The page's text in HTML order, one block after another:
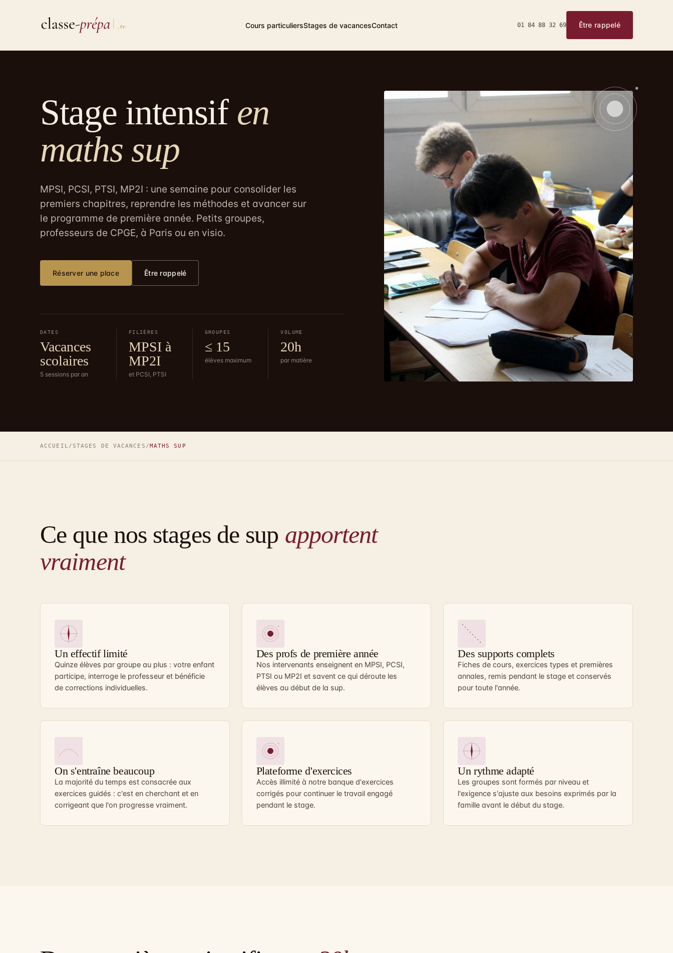
Cours particuliersStages de vacancesContact 01 84 88 32 69 Être rappelé
Stage intensif en
maths sup
MPSI, PCSI, PTSI, MP2I : une semaine pour consolider les
premiers chapitres, reprendre les méthodes et avancer sur
le programme de première année. Petits groupes,
professeurs de CPGE, à Paris ou en visio.
Réserver une place Être rappelé
DATES
Vacances
scolaires
5 sessions par an
FILIÈRES
MPSI à
MP2I
et PCSI, PTSI
GROUPES
≤ 15
élèves maximum
VOLUME
20h
par matière
ACCUEIL / STAGES DE VACANCES /MATHS SUP
Ce que nos stages de sup apportent
vraiment
Un effectif limité
Quinze élèves par groupe au plus : votre enfant
participe, interroge le professeur et bénéficie
de corrections individuelles.
Des profs de première année
Nos intervenants enseignent en MPSI, PCSI,
PTSI ou MP2I et savent ce qui déroute les
élèves au début de la sup.
Des supports complets
Fiches de cours, exercices types et premières
annales, remis pendant le stage et conservés
pour toute l'année.
On s'entraîne beaucoup
La majorité du temps est consacrée aux
exercices guidés : c'est en cherchant et en
corrigeant que l'on progresse vraiment.
Plateforme d'exercices
Accès illimité à notre banque d'exercices
corrigés pour continuer le travail engagé
pendant le stage.
Un rythme adapté
Les groupes sont formés par niveau et
l'exigence s'ajuste aux besoins exprimés par la
famille avant le début du stage.